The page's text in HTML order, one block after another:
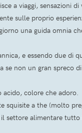
a viaggi, sensazioni
sulle proprio
una guida omnia
e essendo due di
se non un gran spreco
acido, colore che adoro.
squisite a the (molto
settore alimentare